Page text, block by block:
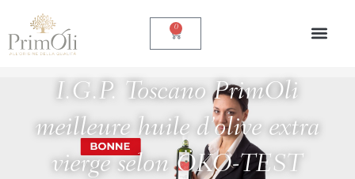
content
0
Carrello
I.G.P. Toscano PrimOli
meilleure huile d’olive extra
vierge selon ÖKO-TEST